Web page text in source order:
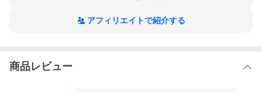
アフィリエイトで紹介する
商品レビュー